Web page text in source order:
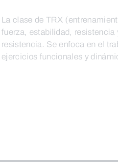
La clase de TRX
fuerza, estabilidad,
resistencia. Se enfoca en el
ejercicios funcionales y